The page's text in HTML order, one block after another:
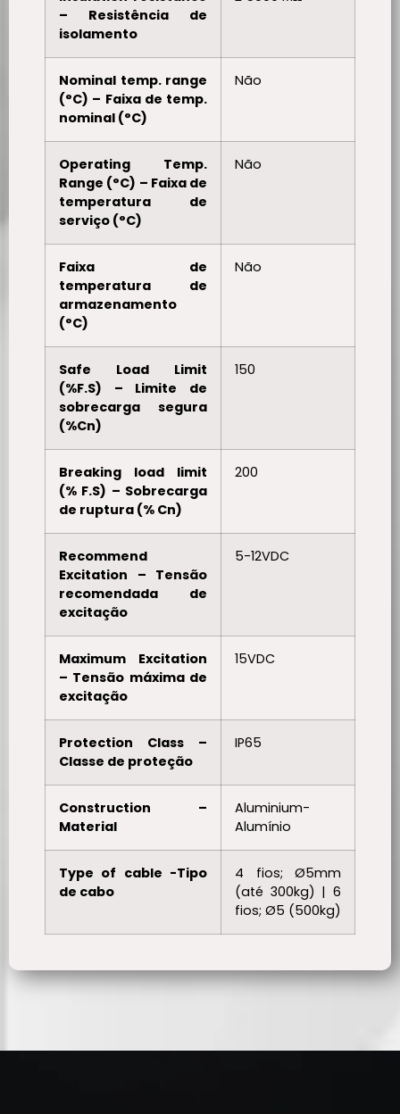
– Resistência de
isolamento
Nominal temp. range
(°C) – Faixa de temp.
nominal (°C)
Não
Operating Temp.
Range (°C) – Faixa de
temperatura de
serviço (°C)
Não
Faixa de
temperatura de
armazenamento
(°C)
Não
Safe Load Limit
(%F.S) – Limite de
sobrecarga segura
(%Cn)
150
Breaking load limit
(% F.S) – Sobrecarga
de ruptura (% Cn)
200
Recommend
Excitation – Tensão
recomendada de
excitação
5-12VDC
Maximum Excitation
– Tensão máxima de
excitação
15VDC
Protection Class –
Classe de proteção
IP65
Construction –
Material
Aluminium-
Alumínio
Type of cable -Tipo
de cabo
4 fios; Ø5mm
(até 300kg) | 6
fios; Ø5 (500kg)